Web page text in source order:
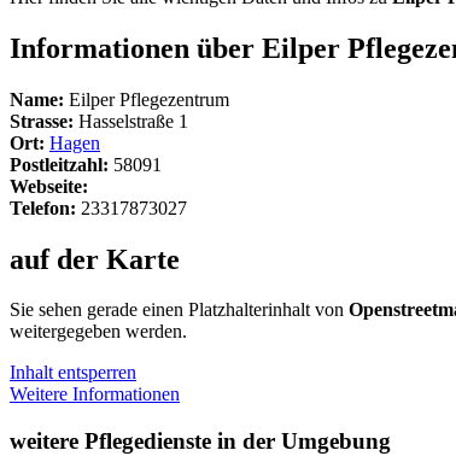
Informationen über Eilper
Name: Eilper Pflegezentrum
Strasse: Hasselstraße 1
Ort: Hagen
Postleitzahl: 58091
Webseite:
Telefon: 23317873027
auf der Karte
Sie sehen gerade einen Platzhalterinhalt von
weitergegeben werden.
Inhalt entsperren
Weitere Informationen
weitere Pflegedienste in der Umgebung